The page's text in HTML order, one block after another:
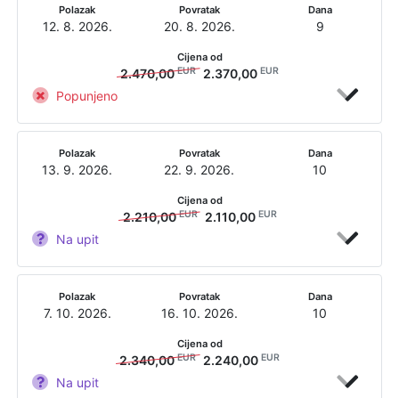
Polazak
12. 8. 2026.
Povratak
20. 8. 2026.
Dana
9
Popunjeno
Cijena od
2.470,00EUR 2.370,00 EUR
Polazak
13. 9. 2026.
Povratak
22. 9. 2026.
Dana
10
Na upit
Cijena od
2.210,00EUR 2.110,00 EUR
Polazak
7. 10. 2026.
Povratak
16. 10. 2026.
Dana
10
Na upit
Cijena od
2.340,00EUR 2.240,00 EUR